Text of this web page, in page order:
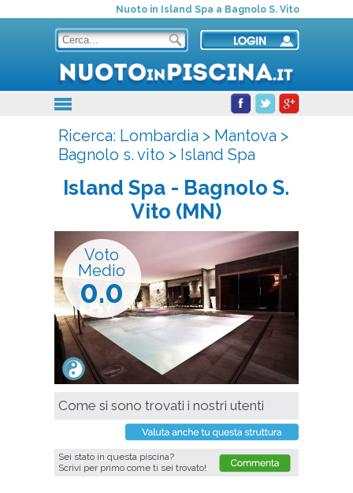
Nuoto in Island Spa a Bagnolo S. Vito
Ricerca: Lombardia> Mantova>
Bagnolo s. vito > Island Spa
Island Spa - Bagnolo S.
Vito (MN)
Voto
Medio
0.0
Come si sono trovati i nostri utenti
Sei stato in questa piscina?
Scrivi per primo come ti sei trovato!